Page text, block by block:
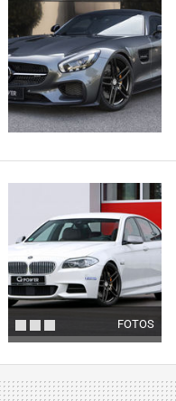
FOTOS